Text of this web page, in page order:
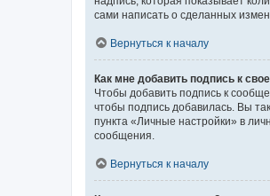
сами написать о сделанных
Вернуться к началу
Как мне добавить подпись к
Чтобы добавить подпись к
чтобы подпись добавилась. Вы
пункта «Личные настройки» в
сообщения.
Вернуться к началу